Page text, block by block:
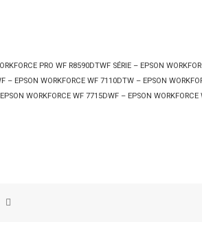
PRO WF R8590DTWF SÉRIE – EPSON
EPSON WORKFORCE WF 7110DTW – EPSON
WORKFORCE WF 7715DWF – EPSON